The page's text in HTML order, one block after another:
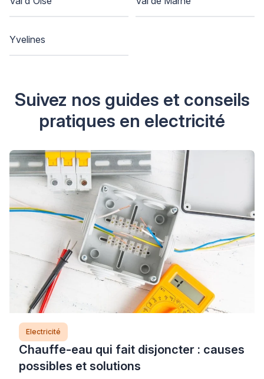
Yvelines
Suivez nos guides et conseils
pratiques en electricité
Electricité
Chauffe-eau qui fait disjoncter : causes
possibles et solutions